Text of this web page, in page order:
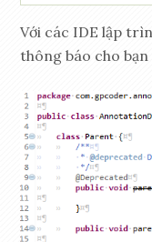
Với các IDE lập
thông báo cho